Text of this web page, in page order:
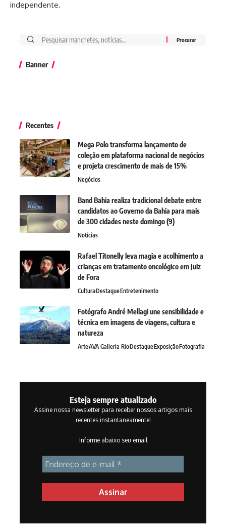
independente.
Banner
Recentes
Mega Polo transforma lançamento de
coleção em plataforma nacional de negócios
e projeta crescimento de mais de 15%
Negócios
Band Bahia realiza tradicional debate entre
candidatos ao Governo da Bahia para mais
de 300 cidades neste domingo (9)
Notícias
Rafael Titonelly leva magia e acolhimento a
crianças em tratamento oncológico em Juiz
de Fora
CulturaDestaqueEntretenimento
Fotógrafo André Mellagi une sensibilidade e
técnica em imagens de viagens, cultura e
natureza
ArteAVA Galleria RioDestaqueExposiçãoFotografia
Esteja sempre atualizado
Assine nossa newsletter para receber nossos artigos mais
recentes instantaneamente!
Informe abaixo seu email